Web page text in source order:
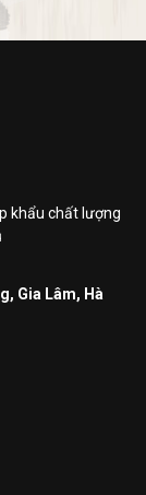
khẩu chất lượng
Gia Lâm, Hà